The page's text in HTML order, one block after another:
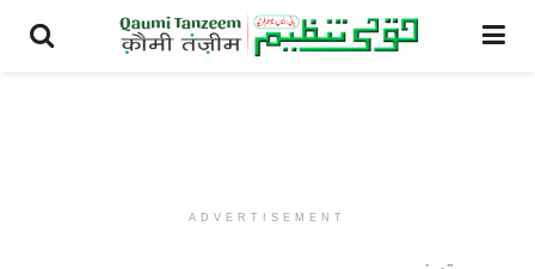
ADVERTISEMENT